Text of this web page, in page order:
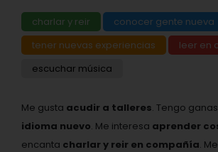
charlar y reir
conocer gente nueva
tener nuevas experiencias
leer en
escuchar música
Me gusta acudir a talleres. Tengo
idioma nuevo. Me interesa aprender
encanta charlar y reir en compañía.